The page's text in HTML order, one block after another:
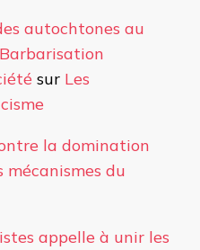
autochtones au
sur Les
la domination
mécanismes du
appelle à unir les